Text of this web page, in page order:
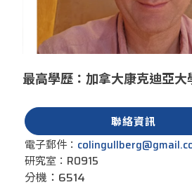
最高學歷：加拿大康克迪亞
聯絡資訊
電子郵件：
研究室：R0915
分機：6514